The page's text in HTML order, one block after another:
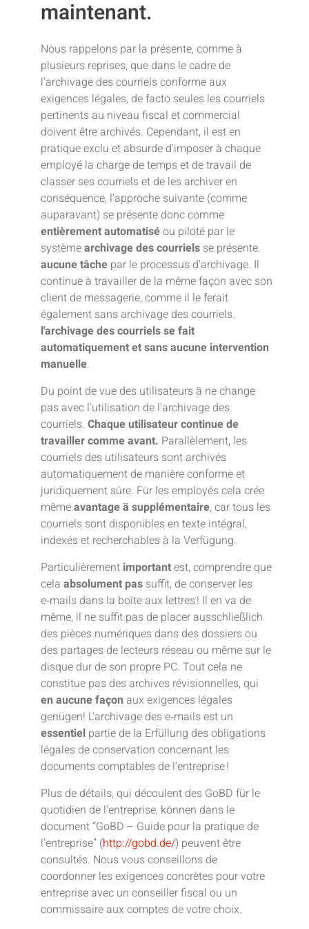
maintenant.
Nous rappelons par la présente, comme à
plusieurs reprises, que dans le cadre de
l'archivage des courriels conforme aux
exigences légales, de facto seules les courriels
pertinents au niveau fiscal et commercial
doivent être archivés. Cependant, il est en
pratique exclu et absurde d'imposer à chaque
employé la charge de temps et de travail de
classer ses courriels et de les archiver en
conséquence, l'approche suivante (comme
auparavant) se présente donc comme
entièrement automatiséou piloté par le
systèmearchivage des courriels se présente.
aucune tâche par le processus d'archivage. Il
continue à travailler de la même façon avec son
client de messagerie, comme il le ferait
également sans archivage des courriels.
l'archivage des courriels se fait
automatiquement et sans aucune intervention
manuelle.
Du point de vue des utilisateurs ä ne change
pas avec l'utilisation de l'archivage des
courriels. Chaque utilisateur continue de
travailler comme avant. Parallèlement, les
courriels des utilisateurs sont archivés
automatiquement de manière conforme et
juridiquement sûre. Für les employés cela crée
mêmeavantage ä supplémentaire, car tous les
courriels sont disponibles en texte intégral,
indexés et recherchables à la Verfügung.
Particulièrement importantest, comprendre que
cela absolument pas suffit, de conserver les
e‑mails dans la boîte aux lettres ! Il en va de
même, il ne suffit pas de placer ausschließlich
des pièces numériques dans des dossiers ou
des partages de lecteurs réseau ou même sur le
disque dur de son propre PC. Tout cela ne
constitue pas des archives révisionnelles, qui
en aucune façon aux exigences légales
genügen! L'archivage des e‑mails est un
essentiel partie de la Erfüllung des obligations
légales de conservation concernant les
documents comptables de l'entreprise !
Plus de détails, qui découlent des GoBD für le
quotidien de l'entreprise, können dans le
document “GoBD – Guide pour la pratique de
l'entreprise” (http://gobd.de/) peuvent être
consultés. Nous vous conseillons de
coordonner les exigences concrètes pour votre
entreprise avec un conseiller fiscal ou un
commissaire aux comptes de votre choix.